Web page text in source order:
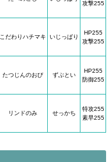
攻撃255
こだわりハチマキ いじっぱり
HP255
攻撃255
たつじんのおび ずぶとい
HP255
防御255
リンドのみ せっかち
特攻255
素早255